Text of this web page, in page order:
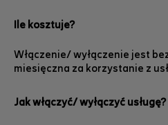
Ile kosztuje?
Włączenie/ wyłączenie jest
miesięczna za korzystanie z
Jak włączyć/ wyłączyć usługę?